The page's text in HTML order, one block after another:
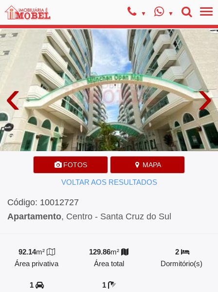
‹ ›
FOTOS MAPA
VOLTAR AOS RESULTADOS
Código: 10012727
Apartamento, Centro - Santa Cruz do Sul
92.14m²
Área privativa
129.86m²
Área total
2
Dormitório(s)
1
1